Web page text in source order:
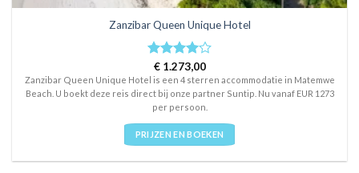
Zanzibar Queen Unique Hotel
Rated4
out of 5
€1.273,00
Zanzibar Queen Unique Hotel is een 4 sterren accommodatie in Matemwe
Beach. U boekt deze reis direct bij onze partner Suntip. Nu vanaf EUR 1273
per persoon.
PRIJZEN EN BOEKEN